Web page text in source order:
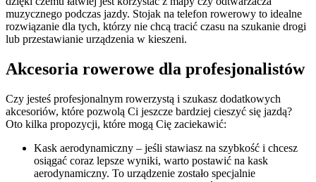
muzycznego podczas jazdy. Stojak na telefon rowerowy to idealne
rozwiązanie dla tych, którzy nie chcą tracić czasu na szukanie drogi
lub przestawianie urządzenia w kieszeni.
Akcesoria rowerowe dla profesjonalistów
Czy jesteś profesjonalnym rowerzystą i szukasz dodatkowych
akcesoriów, które pozwolą Ci jeszcze bardziej cieszyć się jazdą?
Oto kilka propozycji, które mogą Cię zaciekawić:
Kask aerodynamiczny – jeśli stawiasz na szybkość i chcesz
osiągać coraz lepsze wyniki, warto postawić na kask
aerodynamiczny. To urządzenie zostało specjalnie